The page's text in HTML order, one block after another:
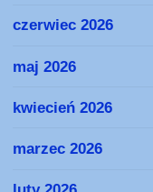
czerwiec 2026
maj 2026
kwiecień 2026
marzec 2026